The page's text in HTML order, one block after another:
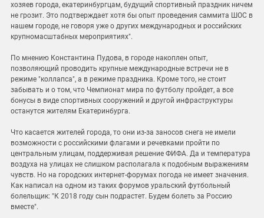
хозяев города, екатеринбургцам, будущий спортивный праздник ничем
не грозит. Это подтверждает хотя бы опыт проведения саммита ШОС в
нашем городе, не говоря уже о других международных и российских
крупномасштабных мероприятиях".
По мнению Константина Пудова, в городе накоплен опыт,
позволяющий проводить крупные международные встречи не в
режиме "коллапса", а в режиме праздника. Кроме того, не стоит
забывать и о том, что Чемпионат мира по футболу пройдет, а все
бонусы в виде спортивных сооружений и другой инфраструктуры
останутся жителям Екатеринбурга.
Что касается жителей города, то они из-за заносов снега не имели
возможности с российскими флагами и речевками пройти по
центральным улицам, поддерживая решение ФИФА. Да и температура
воздуха на улицах не слишком располагала к подобным выражениям
чувств. Но на городских интернет-форумах погода не имеет значения.
Как написал на одном из таких форумов уральский футбольный
болельщик: "К 2018 году сын подрастет. Будем болеть за Россию
вместе".